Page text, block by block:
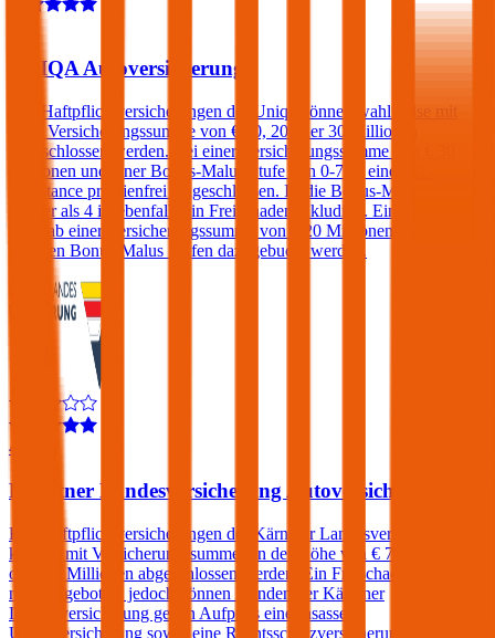
UNIQA Autoversicherung
Kfz-Haftpflichtversicherungen der Uniqa können wahlweise mit
einer Versicherungssumme von € 10, 20 oder 30 Millionen
abgeschlossen werden. Bei einer Versicherungssumme von € 30
Millionen und einer Bonus-Malus Stufe von 0-7 ist eine Kfz-
Assistance prämienfrei eingeschlossen. Ist die Bonus-Malus Stufe
kleiner als 4 ist ebenfalls ein Freischaden inkludiert. Ein Freischaden
kann ab einer Versicherungssumme von € 20 Millionen auch bei
höheren Bonus-Malus Stufen dazugebucht werden.
4,0
Kärntner Landesversicherung Autoversicherung
Kfz-Haftpflichtversicherungen der Kärntner Landesversicherung
können mit Versicherungssummen in der Höhe von € 7,6, 10, 15
oder 20 Millionen abgeschlossen werden. Ein Freischaden wird
nicht angeboten, jedoch können Kunden der Kärntner
Landesversicherung gegen Aufpreis eine Insassen-
Unfallversicherung sowie eine Rechtsschutzversicherung